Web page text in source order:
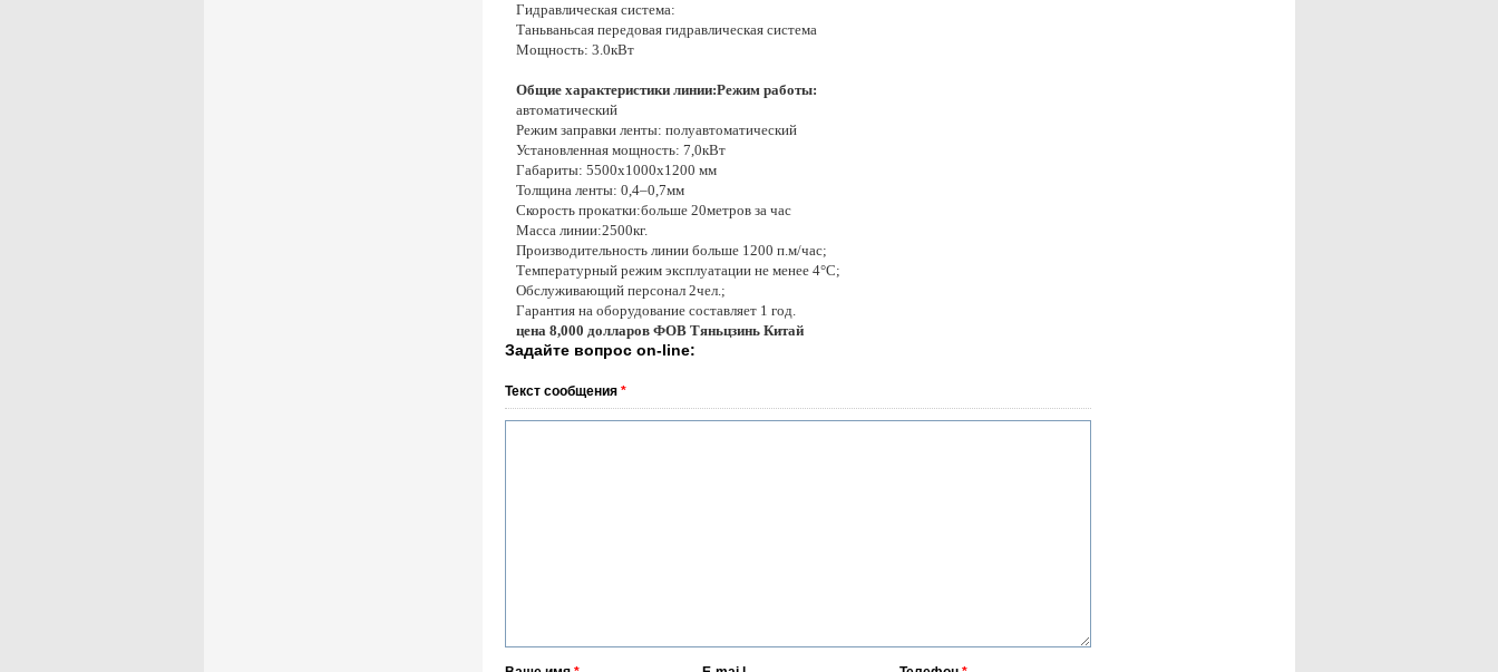
Гидравлическая система:
Таньваньсая передовая гидравлическая система
Мощность: 3.0кВт
Общие характеристики линии:Режим работы:
автоматический
Режим заправки ленты: полуавтоматический
Установленная мощность: 7,0кВт
Габариты: 5500х1000х1200 мм
Толщина ленты: 0,4–0,7мм
Скорость прокатки:больше 20метров за час
Масса линии:2500кг.
Производительность линии больше 1200 п.м/час;
Температурный режим эксплуатации не менее 4°С;
Обслуживающий персонал 2чел.;
Гарантия на оборудование составляет 1 год.
цена 8,000 долларов ФОВ Тяньцзинь Китай
Задайте вопрос on-line:
Текст сообщения*